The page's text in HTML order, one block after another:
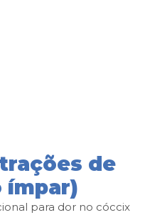
de
ímpar)
para dor no cóccix